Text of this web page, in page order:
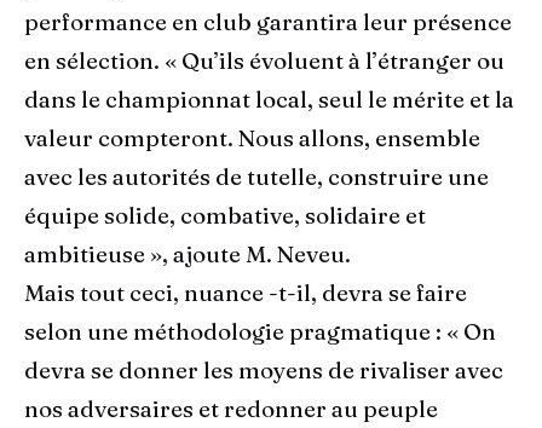
performance en club garantira leur présence
en sélection. « Qu’ils évoluent à l’étranger ou
dans le championnat local, seul le mérite et la
valeur compteront. Nous allons, ensemble
avec les autorités de tutelle, construire une
équipe solide, combative, solidaire et
ambitieuse », ajoute M. Neveu.
Mais tout ceci, nuance -t-il, devra se faire
selon une méthodologie pragmatique : « On
devra se donner les moyens de rivaliser avec
nos adversaires et redonner au peuple